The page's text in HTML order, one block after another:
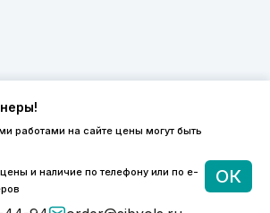
работами на сайте цены могут быть
и наличие по телефону или по e-
ОК
94